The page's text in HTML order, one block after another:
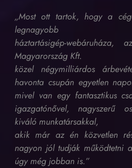
„Most ott tartok, hogy a
legnagyobb
háztartásigép-webáruháza,
Magyarország Kft.
közel négymilliárdos
havonta csupán egyetlen
mivel van egy fantasztikus
igazgatónővel, nagyszerű
kiváló munkatársakkal,
akik már az én közvetlen
nagyon jól tudják működtetni
úgy még jobban is.”